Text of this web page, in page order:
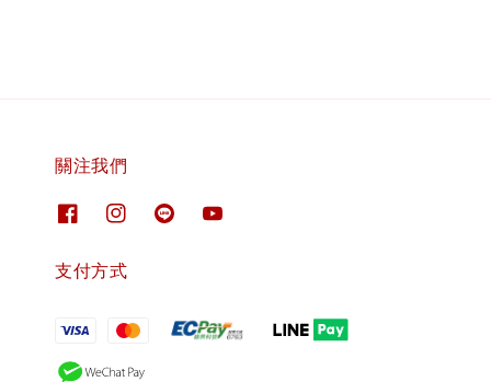
關注我們
支付方式